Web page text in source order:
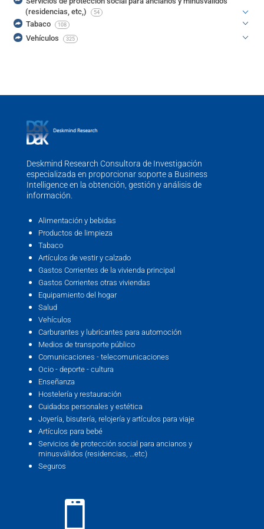
(residencias, etc,)
54
Tabaco 108
Vehículos 325
Deskmind Research Consultora de Investigación
especializada en proporcionar soporte a Business
Intelligence en la obtención, gestión y análisis de
información.
Alimentación y bebidas
Productos de limpieza
Tabaco
Artículos de vestir y calzado
Gastos Corrientes de la vivienda principal
Gastos Corrientes otras viviendas
Equipamiento del hogar
Salud
Vehículos
Carburantes y lubricantes para automoción
Medios de transporte público
Comunicaciones - telecomunicaciones
Ocio - deporte - cultura
Enseñanza
Hostelería y restauración
Cuidados personales y estética
Joyería, bisutería, relojería y artículos para viaje
Artículos para bebé
Servicios de protección social para ancianos y
minusválidos (residencias, …etc)
Seguros